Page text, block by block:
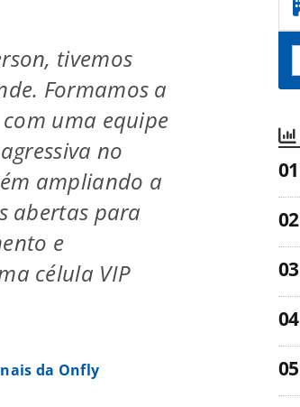
tivemos
Formamos a
uma equipe
no
ampliando a
abertas para
e
célula VIP
da Onfly